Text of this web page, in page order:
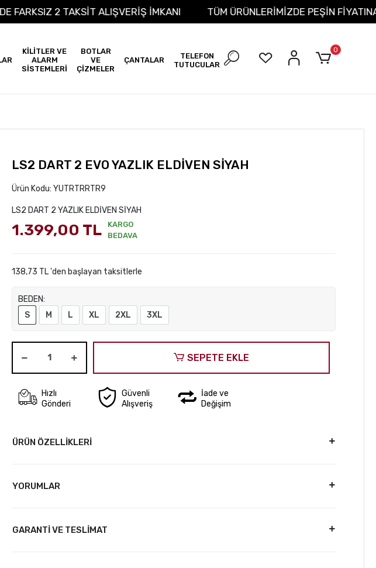
VADE FARKSIZ 2 TAKSİT ALIŞVERİŞ İMKANI TÜM ÜRÜNLERİMİZDE PEŞİN
KİLİTLER VE
ALARM
SİSTEMLERİ
BOTLAR
VE
ÇİZMELER
ÇANTALAR
TELEFON
TUTUCULAR
0
LS2 DART 2 EVO YAZLIK ELDİVEN SİYAH
Ürün Kodu: YUTRTRRTR9
LS2 DART 2 YAZLIK ELDİVEN SİYAH
1.399,00 TL
KARGO
BEDAVA
138,73 TL 'den başlayan taksitlerle
BEDEN:
S
M L XL 2XL 3XL
SEPETE EKLE
Hızlı
Gönderi
Güvenli
Alışveriş
İade ve
Değişim
ÜRÜN ÖZELLİKLERİ
YORUMLAR
GARANTİ VE TESLİMAT